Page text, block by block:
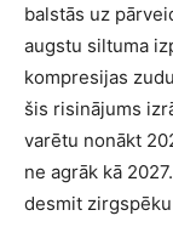
balstās uz
augstu siltuma
kompresijas
šis risinājums
varētu nonākt
ne agrāk kā
desmit